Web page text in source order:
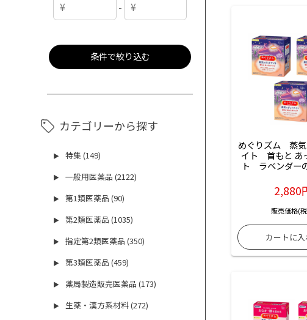
-
条件で絞り込む
カテゴリーから探す
▶ 特集 (149)
▶ 一般用医薬品 (2122)
▶ 第1類医薬品 (90)
▶ 第2類医薬品 (1035)
▶ 指定第2類医薬品 (350)
▶ 第3類医薬品 (459)
▶ 薬局製造販売医薬品 (173)
▶ 生薬・漢方系材料 (272)
めぐりズム　蒸
イト　首もと あ
ト　ラベンダー
2,880
販売価格(